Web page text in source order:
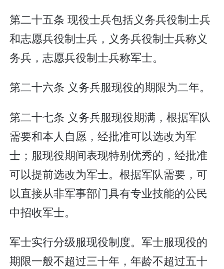
第二十五条 现役士兵包括义务兵役制士兵
和志愿兵役制士兵，义务兵役制士兵称义
务兵，志愿兵役制士兵称军士。
第二十六条 义务兵服现役的期限为二年。
第二十七条 义务兵服现役期满，根据军队
需要和本人自愿，经批准可以选改为军
士；服现役期间表现特别优秀的，经批准
可以提前选改为军士。根据军队需要，可
以直接从非军事部门具有专业技能的公民
中招收军士。
军士实行分级服现役制度。军士服现役的
期限一般不超过三十年，年龄不超过五十